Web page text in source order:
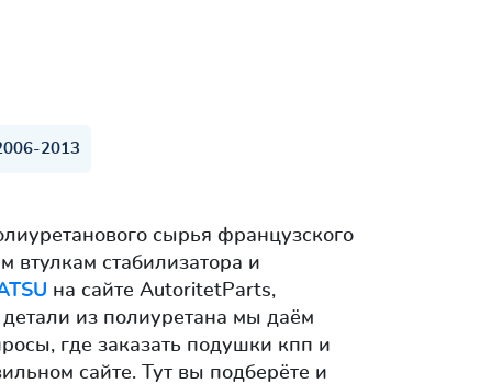
2013
сырья французского
стабилизатора и
на сайте AutoritetParts,
из полиуретана мы даём
где заказать подушки кпп и
сайте. Тут вы подберёте и